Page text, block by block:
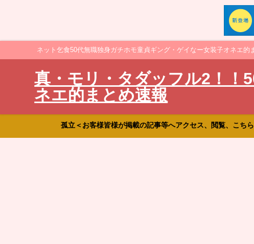
ネット乞食50代無職独身ガチホモ童貞ギング・ゲイなー女装子オネエ
真・モリ・タダッフル2！！
ネエ的まとめ速報
孤立＜お客様皆様が掲載の記事等へアクセス、閲覧、こち